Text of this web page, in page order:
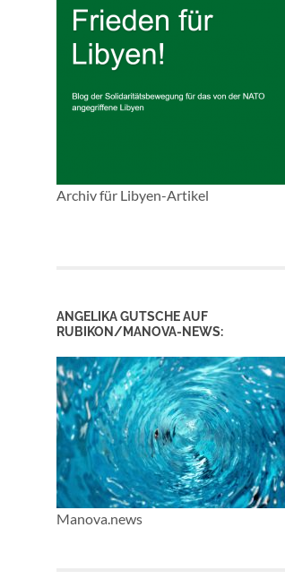
Archiv für Libyen-Artikel
ANGELIKA GUTSCHE AUF
RUBIKON/MANOVA-NEWS:
Manova.news